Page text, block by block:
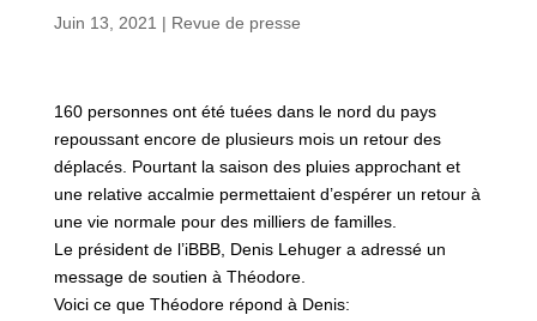
Juin 13, 2021 | Revue de presse
160 personnes ont été tuées dans le nord du pays
repoussant encore de plusieurs mois un retour des
déplacés. Pourtant la saison des pluies approchant et
une relative accalmie permettaient d’espérer un retour à
une vie normale pour des milliers de familles.
Le président de l’iBBB, Denis Lehuger a adressé un
message de soutien à Théodore.
Voici ce que Théodore répond à Denis: